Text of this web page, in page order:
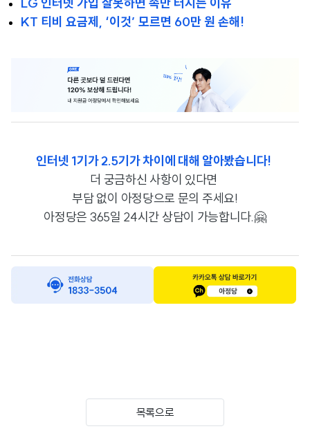
KT 티비 요금제, ‘이것’ 모르면 60만 원 손해!
인터넷 1기가 2.5기가 차이에 대해 알아봤습니다!
더 궁금하신 사항이 있다면
부담 없이 아정당으로 문의 주세요!
아정당은 365일 24시간 상담이 가능합니다.🤗
목록으로